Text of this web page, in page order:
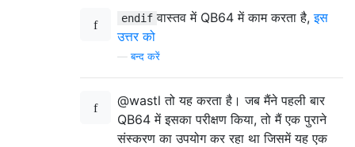
endif वास्तव में QB64 में काम करता है,इस
उत्तर को
—बन्द करें
@wastl तो यह करता है। जब मैंने पहली बार
QB64 में इसका परीक्षण किया, तो मैं एक पुराने
संस्करण का उपयोग कर रहा था जिसमें यह एक